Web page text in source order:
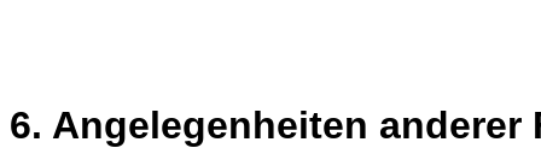
6. Angelegenheiten anderer